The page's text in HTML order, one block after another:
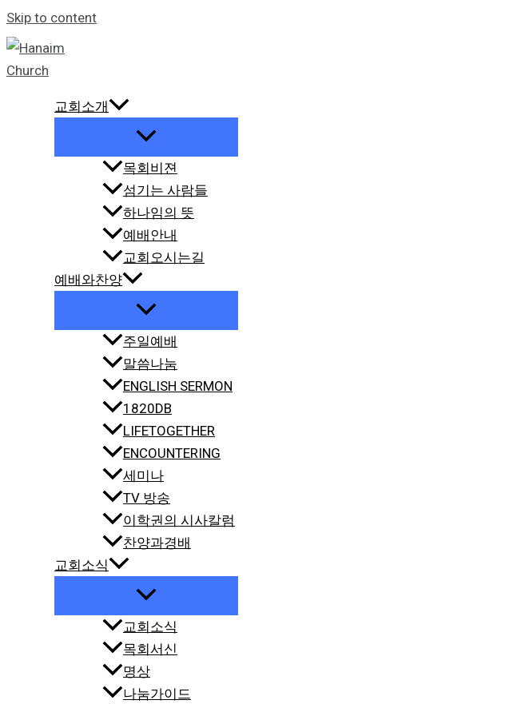
Skip to content
교회소개
목회비젼
섬기는 사람들
하나임의 뜻
예배안내
교회오시는길
예배와찬양
주일예배
말씀나눔
ENGLISH SERMON
1820DB
LIFETOGETHER
ENCOUNTERING
세미나
TV 방송
이학권의 시사칼럼
찬양과경배
교회소식
교회소식
목회서신
명상
나눔가이드